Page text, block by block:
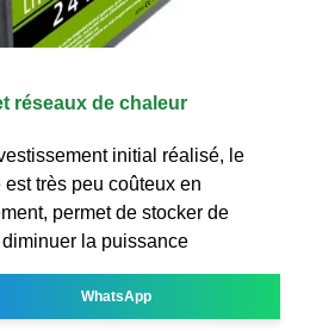
réseaux de chaleur
initial réalisé, le
très peu coûteux en
permet de stocker de
la puissance
WhatsApp